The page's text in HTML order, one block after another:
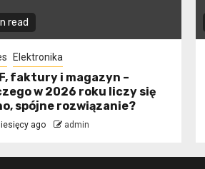
read
Elektronika
faktury i magazyn –
w 2026 roku liczy się
spójne rozwiązanie?
ago admin